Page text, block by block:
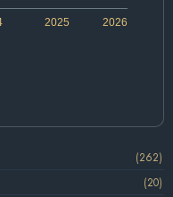
2026
2025
(262)
(20)